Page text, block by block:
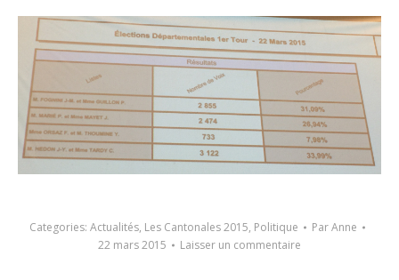
Categories: Actualités, Les Cantonales 2015, Politique ParAnne
22 mars 2015
Laisser un commentaire